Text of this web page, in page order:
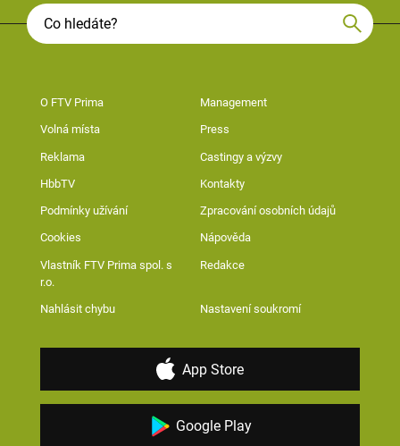
O FTV Prima Management
Volná místa Press
Reklama Castingy a výzvy
HbbTV Kontakty
Podmínky užívání Zpracování osobních údajů
Cookies Nápověda
Vlastník FTV Prima spol. s
r.o.
Redakce
Nahlásit chybu Nastavení soukromí
App Store
Google Play